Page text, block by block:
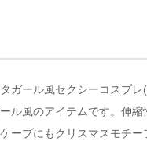
ガール風セクシーコスプ
ル風のアイテムです。伸
ープにもクリスマスモチ